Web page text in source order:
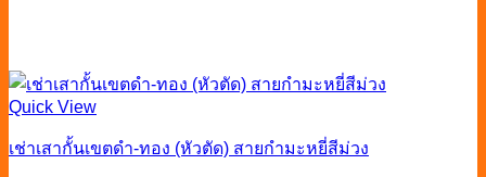
Quick View
เช่าเสากั้นเขตดำ-ทอง (หัวตัด) สายกำมะหยี่สีม่วง